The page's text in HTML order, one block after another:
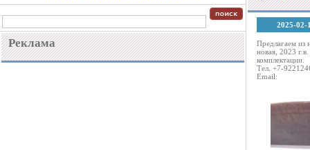
Реклама
2025-02-
Предлагаем из
новая, 2023
комплектации.
Тел. +7-
Email: